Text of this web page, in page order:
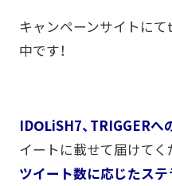
キャンペーンサイトに
中です！
IDOLiSH7、TRIGGER
イートに載せて届けてく
ツイート数に応じたス